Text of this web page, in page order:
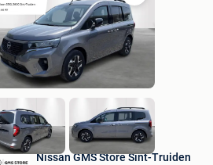
Bewaren
in
Mijn
Favorieten
Nissan GMS Store Sint-Truiden